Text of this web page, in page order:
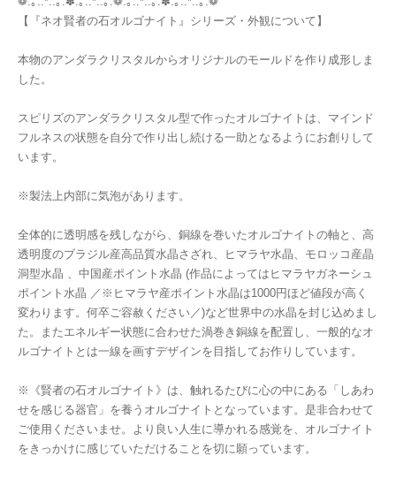
【『ネオ賢者の石オルゴナイト』シリーズ・外観について】
本物のアンダラクリスタルからオリジナルのモールドを作り成形しま
した。
スピリズのアンダラクリスタル型で作ったオルゴナイトは、マインド
フルネスの状態を自分で作り出し続ける一助となるようにお創りして
います。
※製法上内部に気泡があります。
全体的に透明感を残しながら、銅線を巻いたオルゴナイトの軸と、高
透明度のブラジル産高品質水晶さざれ、ヒマラヤ水晶、モロッコ産晶
洞型水晶 、中国産ポイント水晶 (作品によってはヒマラヤガネーシュ
ポイント水晶 ／※ヒマラヤ産ポイント水晶は1000円ほど値段が高く
変わります。何卒ご容赦ください／)など世界中の水晶を封じ込めまし
た。またエネルギー状態に合わせた渦巻き銅線を配置し、一般的なオ
ルゴナイトとは一線を画すデザインを目指してお作りしています。
※《賢者の石オルゴナイト》は、触れるたびに心の中にある「しあわ
せを感じる器官」を養うオルゴナイトとなっています。是非合わせて
ご使用くださいませ。より良い人生に導かれる感覚を、オルゴナイト
をきっかけに感じていただけることを切に願っています。